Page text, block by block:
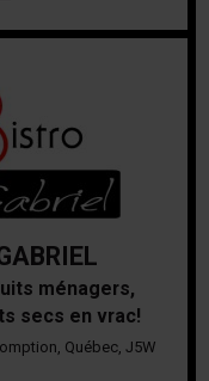
ménagers,
secs en vrac!
Québec, J5W